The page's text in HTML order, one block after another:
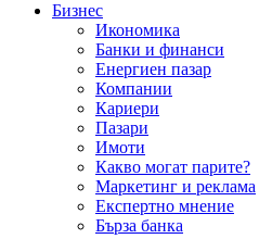
Бизнес
Икономика
Банки и финанси
Енергиен пазар
Компании
Кариери
Пазари
Имоти
Какво могат парите?
Маркетинг и реклама
Експертно мнение
Бърза банка